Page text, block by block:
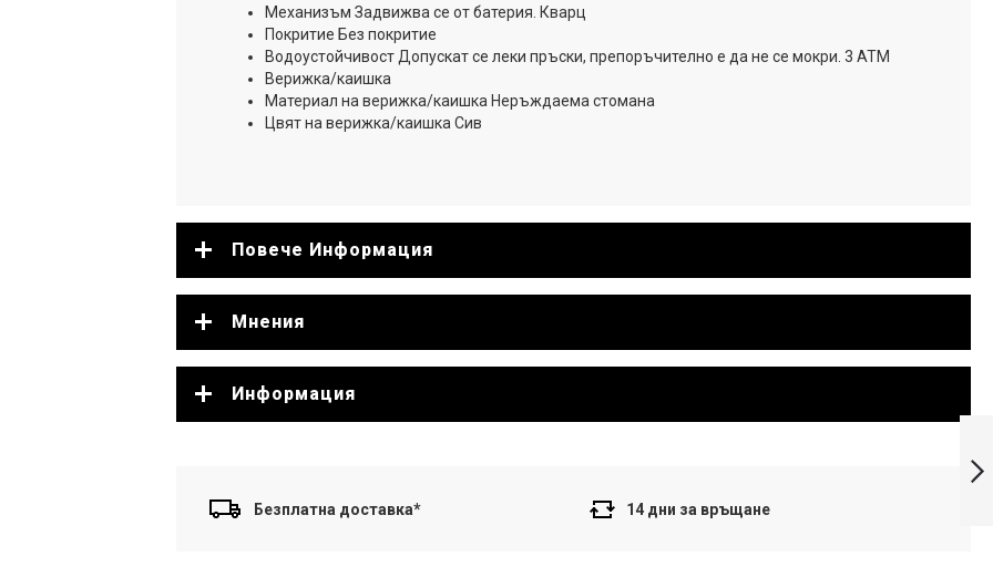
Мъжки часовник
Механизъм Задвижва се от батерия. Кварц
Покритие Без покритие
Водоустойчивост Допускат се леки пръски, препоръчително е да не се мокри. 3 ATM
Верижка/каишка
Материал на верижка/каишка Неръждаема стомана
Цвят на верижка/каишка Сив
Повече Информация
Мнения
Информация
Безплатна доставка* 14 дни за връщане